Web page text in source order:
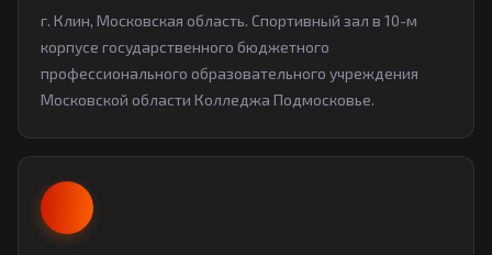
г. Клин, Московская область. Спортивный зал в 10-м
корпусе государственного бюджетного
профессионального образовательного учреждения
Московской области Колледжа Подмосковье.